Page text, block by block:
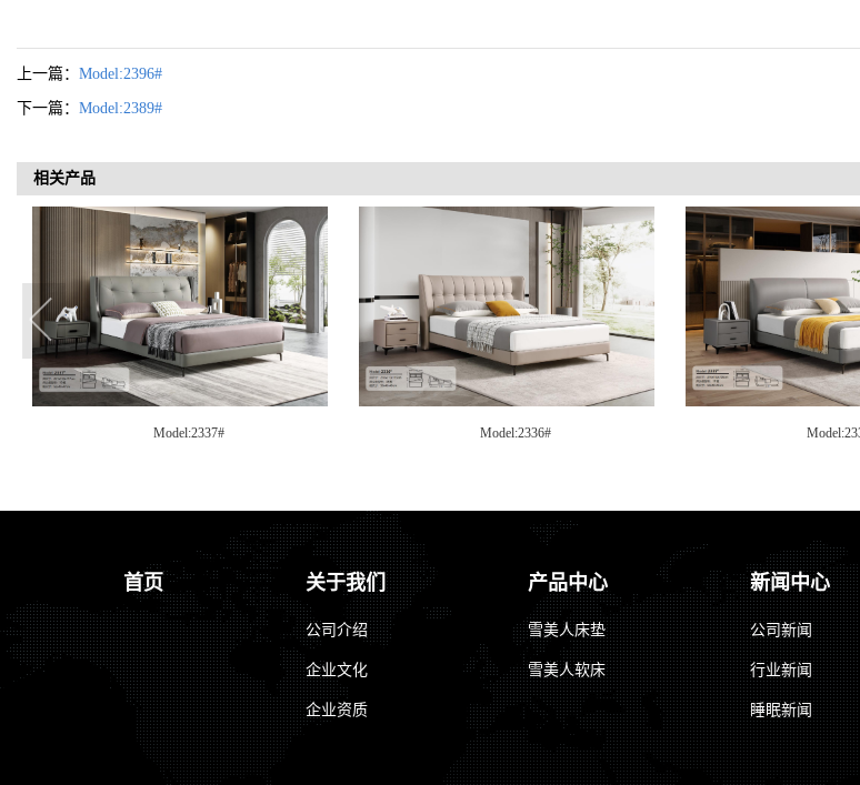
上一篇： Model:2396#
下一篇： Model:2389#
相关产品
Model:2337# Model:2336# Model:2335#
首页 关于我们
公司介绍
企业文化
企业资质
产品中心
雪美人床垫
雪美人软床
新闻中心
公司新闻
行业新闻
睡眠新闻